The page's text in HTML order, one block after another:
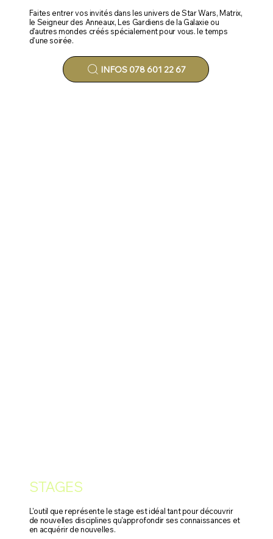
Faites entrer vos invités dans les univers de Star Wars, Matrix,
le Seigneur des Anneaux, Les Gardiens de la Galaxie ou
d'autres mondes créés spécialement pour vous. le temps
d'une soirée.
INFOS 078 601 22 67
L'outil que représente le stage est idéal tant pour découvrir
de nouvelles disciplines qu'approfondir ses connaissances et
en acquérir de nouvelles.
STAGES